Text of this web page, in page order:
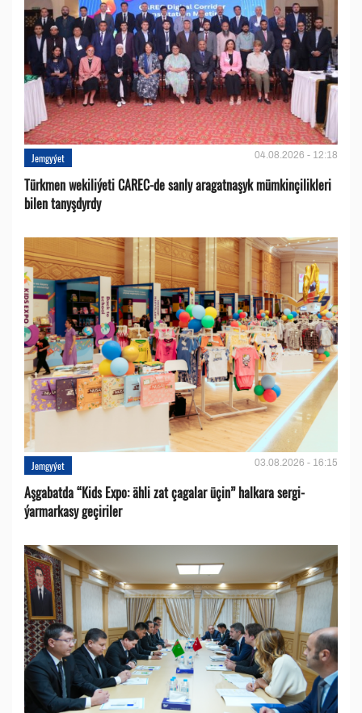
Jemgyýet 04.08.2026 - 12:18
Türkmen wekiliýeti CAREC-de sanly aragatnaşyk mümkinçilikleri
bilen tanyşdyrdy
Jemgyýet 03.08.2026 - 16:15
Aşgabatda “Kids Expo: ähli zat çagalar üçin” halkara sergi-
ýarmarkasy geçiriler